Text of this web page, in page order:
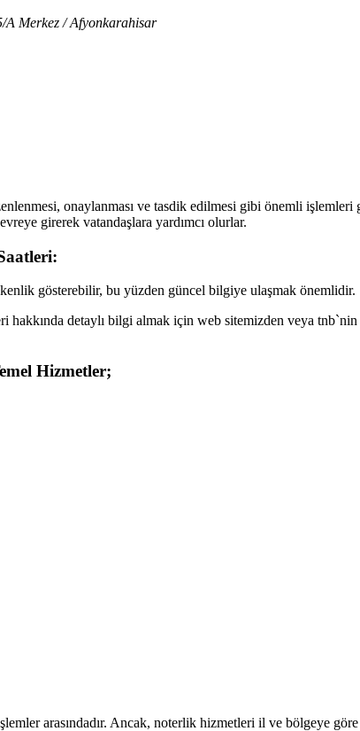
A Merkez / Afyonkarahisar
onaylanması ve tasdik edilmesi gibi önemli
girerek vatandaşlara yardımcı olurlar.
gösterebilir, bu yüzden güncel bilgiye ulaşmak önemlidir.
hakkında detaylı bilgi almak için web sitemizden veya
Hizmetler;
arasındadır. Ancak, noterlik hizmetleri il ve bölgeye